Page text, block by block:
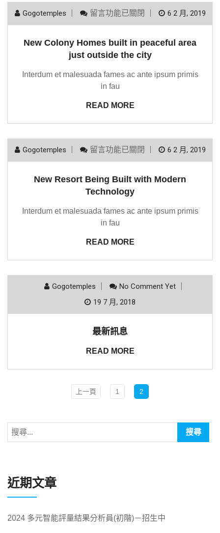
Gogotemples 留言功能已關閉 6 2 月, 2019
New Colony Homes built in peaceful area
just outside the city
Interdum et malesuada fames ac ante ipsum primis
in fau
READ MORE
Gogotemples 留言功能已關閉 6 2 月, 2019
New Resort Being Built with Modern
Technology
Interdum et malesuada fames ac ante ipsum primis
in fau
READ MORE
Gogotemples
No Comment Yet
19 7 月, 2018
最新訊息
READ MORE
上一頁 1 2
近期文章
2024 多元智能評量結果分析員(初階)－招生中